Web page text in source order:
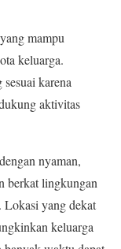
mampu
keluarga.
karena
aktivitas
nyaman,
berkat lingkungan
Lokasi yang dekat
keluarga